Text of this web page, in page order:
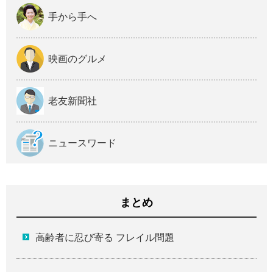
手から手へ
映画のグルメ
老友新聞社
ニュースワード
まとめ
高齢者に忍び寄る フレイル問題